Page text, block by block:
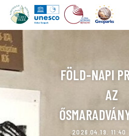
FÖLD-NAPI
AZ
2026.04.19.